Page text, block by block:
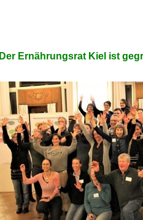
Der Ernährungsrat Kiel ist